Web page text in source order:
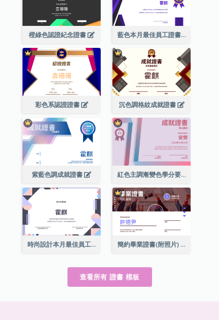
橙綠色認證紀念證書 藍色本月最佳員工證書(附標誌)
彩色系認證證書 沉色調格紋成就證書
紫藍色調成就證書 紅色主調漸變色學分要求成就證書
時尚設計本月最佳員工證書 簡約畢業證書(附照片)
查看所有 證書 模板